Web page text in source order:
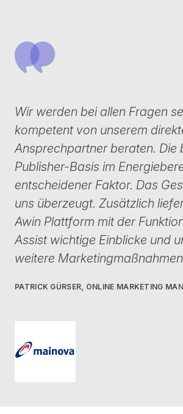
Wir werden bei allen Fragen
kompetent von unserem
Ansprechpartner beraten. Die
Publisher-Basis im
entscheidener Faktor. Das
uns überzeugt. Zusätzlich
Awin Plattform mit der
Assist wichtige Einblicke und
weitere
PATRICK GÜRSER, ONLINE MARKETING